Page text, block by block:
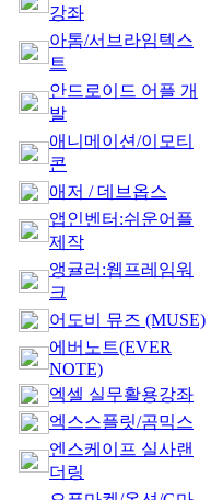
강좌
아톰/서브라임텍스
트
안드로이드 어플 개
발
애니메이션/이모티
콘
애저 / 데브옵스
앱인벤터:쉬운어플
제작
앵귤러:웹프레임워
크
어도비 뮤즈 (MUSE)
에버노트(EVER
NOTE)
엑셀 실무활용강좌
엑스스플릿/곰믹스
엔스케이프 실사랜
더링